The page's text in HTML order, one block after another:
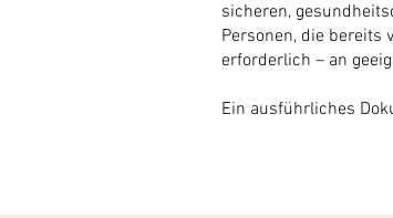
sicheren,
Personen, die bereits
erforderlich – an
Ein ausführliches